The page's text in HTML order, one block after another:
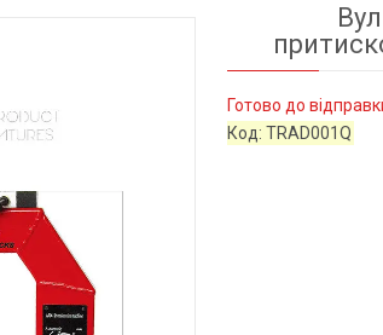
Готово до
Код:TRAD001Q